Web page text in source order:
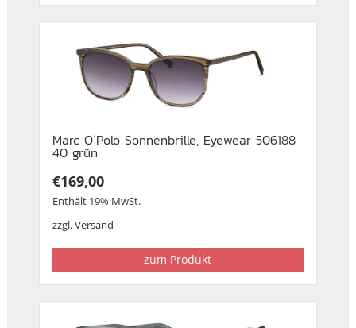
Marc O´Polo Sonnenbrille, Eyewear 506188
40 grün
€169,00
Enthält 19% MwSt.
zzgl.Versand
zum Produkt